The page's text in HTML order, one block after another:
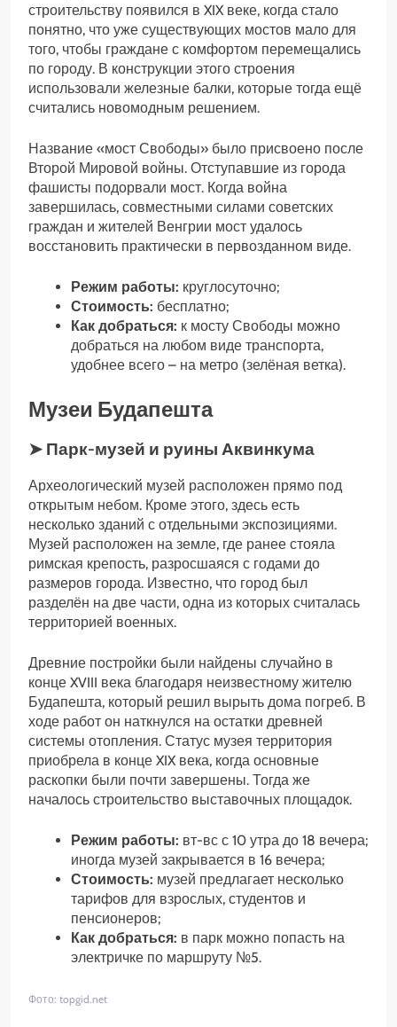
строительству появился в XIX веке, когда стало
понятно, что уже существующих мостов мало для
того, чтобы граждане с комфортом перемещались
по городу. В конструкции этого строения
использовали железные балки, которые тогда ещё
считались новомодным решением.
Название «мост Свободы» было присвоено после
Второй Мировой войны. Отступавшие из города
фашисты подорвали мост. Когда война
завершилась, совместными силами советских
граждан и жителей Венгрии мост удалось
восстановить практически в первозданном виде.
Режим работы: круглосуточно;
Стоимость: бесплатно;
Как добраться: к мосту Свободы можно
добраться на любом виде транспорта,
удобнее всего – на метро (зелёная ветка).
Музеи Будапешта
➤ Парк-музей и руины Аквинкума
Археологический музей расположен прямо под
открытым небом. Кроме этого, здесь есть
несколько зданий с отдельными экспозициями.
Музей расположен на земле, где ранее стояла
римская крепость, разросшаяся с годами до
размеров города. Известно, что город был
разделён на две части, одна из которых считалась
территорией военных.
Древние постройки были найдены случайно в
конце XVIII века благодаря неизвестному жителю
Будапешта, который решил вырыть дома погреб. В
ходе работ он наткнулся на остатки древней
системы отопления. Статус музея территория
приобрела в конце XIX века, когда основные
раскопки были почти завершены. Тогда же
началось строительство выставочных площадок.
Режим работы: вт-вс с 10 утра до 18 вечера;
иногда музей закрывается в 16 вечера;
Стоимость: музей предлагает несколько
тарифов для взрослых, студентов и
пенсионеров;
Как добраться: в парк можно попасть на
электричке по маршруту №5.
Фото: topgid.net